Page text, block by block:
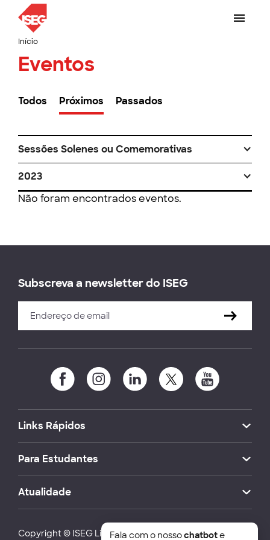
Início
Eventos
Todos Próximos Passados
Sessões Solenes ou Comemorativas
2023
Não foram encontrados eventos.
Subscreva a newsletter do ISEG
Links Rápidos
Para Estudantes
Atualidade
Copyright © ISEG Lisbon School of Economics and
Fala com o nossochatbote